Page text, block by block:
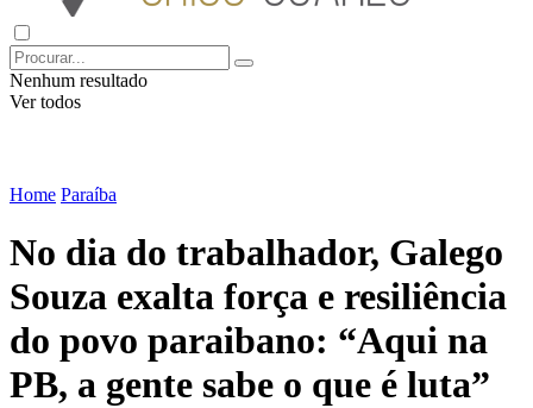
Nenhum resultado
Ver todos
Home Paraíba
No dia do trabalhador, Galego
Souza exalta força e resiliência
do povo paraibano: “Aqui na
PB, a gente sabe o que é luta”